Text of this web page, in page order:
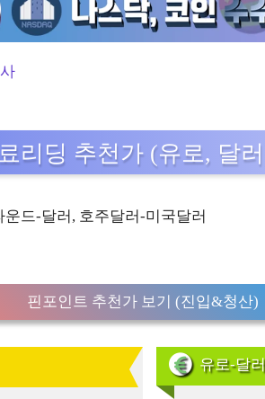
리딩 추천가 (유로, 달
운드-달러, 호주달러-미국달러
핀포인트 추천가 보기 (진입&청산)
유로-달